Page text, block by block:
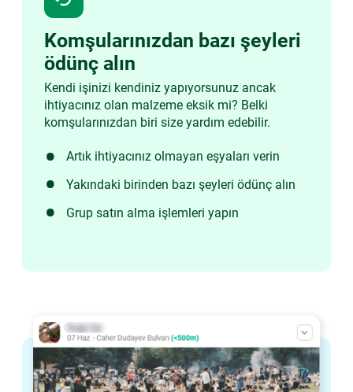
Komşularınızdan bazı şeyleri
ödünç alın
Kendi işinizi kendiniz yapıyorsunuz ancak
ihtiyacınız olan malzeme eksik mi? Belki
komşularınızdan biri size yardım edebilir.
Artık ihtiyacınız olmayan eşyaları verin
Yakındaki birinden bazı şeyleri ödünç alın
Grup satın alma işlemleri yapın